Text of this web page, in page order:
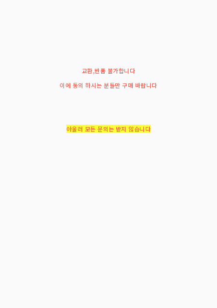
교환,반품 불가합니다
이에 동의 하시는 분들만 구매 바랍니다
아울러 모든 문의는 받지 않습니다